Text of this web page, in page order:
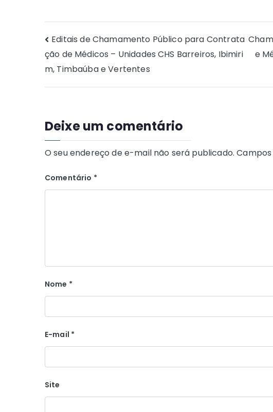
Navegação
de
Post
Editais de Chamamento Público para Contrata
ção de Médicos – Unidades CHS Barreiros, Ibimiri
m, Timbaúba e Vertentes
e
Deixe um comentário
O seu endereço de e-mail não será publicado.
Comentário *
Nome *
E-mail *
Site